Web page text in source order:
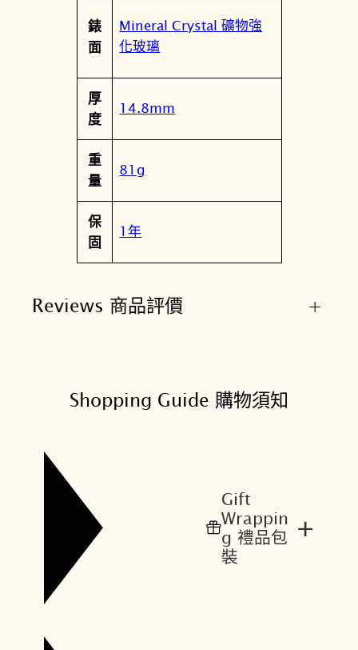
錶
面
Mineral Crystal 礦物強
化玻璃
厚
度
14.8mm
重
量
81g
保
固
1年
Reviews 商品評價 +
Shopping Guide 購物須知
Gift
Wrappin
g 禮品包
裝
+